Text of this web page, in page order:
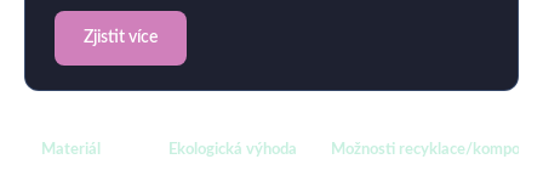
Zjistit více
Materiál Ekologická výhoda Možnosti recyklace/